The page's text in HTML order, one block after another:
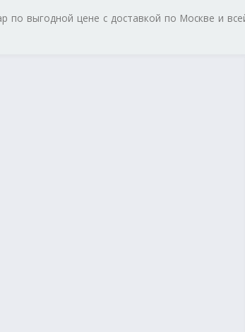
по выгодной цене с доставкой по Москве и